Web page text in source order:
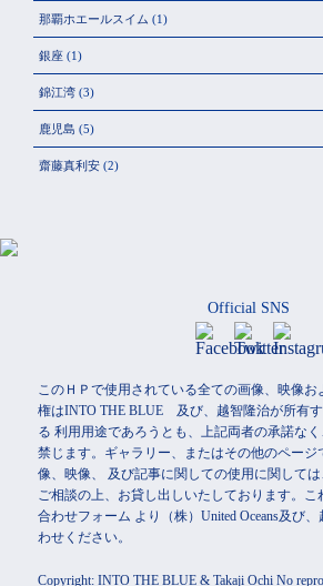
那覇ホエールスイム (1)
銀座 (1)
錦江湾 (3)
鹿児島 (5)
齋藤真利安 (2)
Official SNS
このＨＰで使用されている全ての画像、映像お
権はINTO THE BLUE 及び、越智隆治が所有
る 利用用途であろうとも、上記両者の承諾な
禁じます。ギャラリー、またはその他のページ
像、映像、 及び記事に関しての使用に関して
ご相談の上、お貸し出しいたしております。こ
合わせフォーム より（株）United Oceans及び
わせください。
Copyright: INTO THE BLUE & Takaji Ochi No